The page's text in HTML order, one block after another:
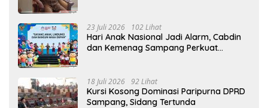
23 Juli 2026 102 Lihat
Hari Anak Nasional Jadi Alarm, Cabdin
dan Kemenag Sampang Perkuat
18 Juli 2026 92 Lihat
Kursi Kosong Dominasi Paripurna DPRD
Sampang, Sidang Tertunda